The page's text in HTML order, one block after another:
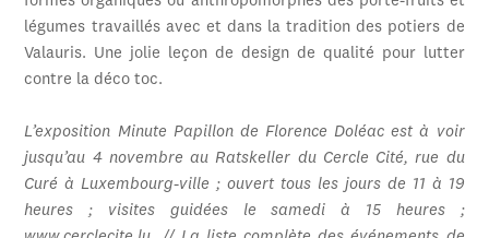
légumes travaillés avec et dans la tradition des potiers de
Valauris. Une jolie leçon de design de qualité pour lutter
contre la déco toc.
L’exposition Minute Papillon de Florence Doléac est à voir
jusqu’au 4 novembre au Ratskeller du Cercle Cité, rue du
Curé à Luxembourg-ville ; ouvert tous les jours de 11 à 19
heures ; visites guidées le samedi à 15 heures ;